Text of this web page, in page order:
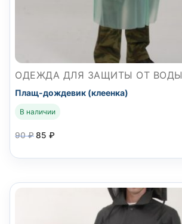
ОДЕЖДА ДЛЯ ЗАЩИТЫ ОТ ВОДЫ
Плащ-дождевик (клеенка)
В наличии
90₽85 ₽